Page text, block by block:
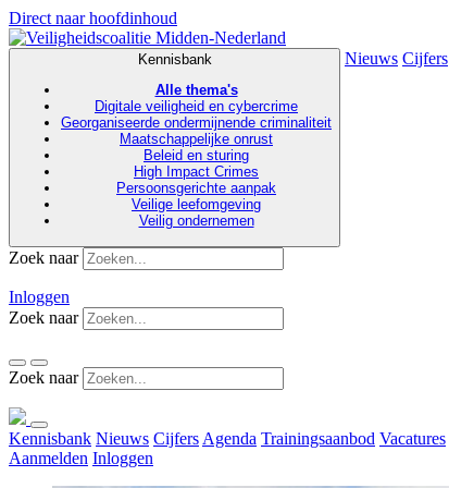
Direct naar hoofdinhoud
Kennisbank
Alle thema's
Digitale veiligheid en cybercrime
Georganiseerde ondermijnende criminaliteit
Maatschappelijke onrust
Beleid en sturing
High Impact Crimes
Persoonsgerichte aanpak
Veilige leefomgeving
Veilig ondernemen
Nieuws Cijfers
Zoek naar
Inloggen
Zoek naar
Zoek naar
Kennisbank Nieuws Cijfers Agenda Trainingsaanbod Vacatures
Aanmelden Inloggen